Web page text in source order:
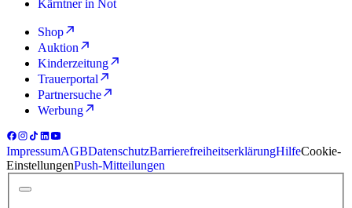
Kärntner in Not
Shop
Auktion
Kinderzeitung
Trauerportal
Partnersuche
Werbung
ImpressumAGBDatenschutzBarrierefreiheitserklärungHilfeCookie-
EinstellungenPush-Mitteilungen